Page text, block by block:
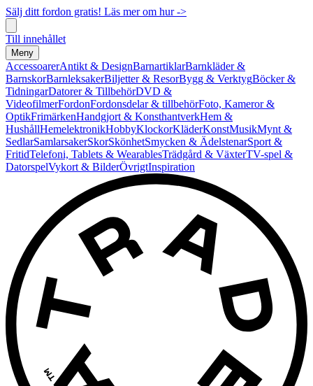
Sälj ditt fordon gratis! Läs mer om hur ->
Till innehållet
Meny
AccessoarerAntikt & DesignBarnartiklarBarnkläder &
BarnskorBarnleksakerBiljetter & ResorBygg & VerktygBöcker &
TidningarDatorer & TillbehörDVD &
VideofilmerFordonFordonsdelar & tillbehörFoto, Kameror &
OptikFrimärkenHandgjort & KonsthantverkHem &
HushållHemelektronikHobbyKlockorKläderKonstMusikMynt &
SedlarSamlarsakerSkorSkönhetSmycken & ÄdelstenarSport &
FritidTelefoni, Tablets & WearablesTrädgård & VäxterTV-spel &
DatorspelVykort & BilderÖvrigtInspiration